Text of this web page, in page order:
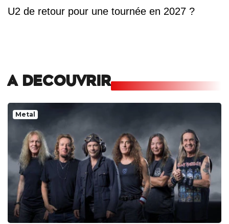
U2 de retour pour une tournée en 2027 ?
A DECOUVRIR
Metal